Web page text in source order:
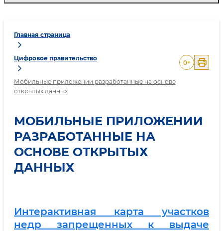
Главная страница
Цифровое правительство
Мобильные приложении разработанные на основе
открытых данных
0+
МОБИЛЬНЫЕ ПРИЛОЖЕНИИ
РАЗРАБОТАННЫЕ НА
ОСНОВЕ ОТКРЫТЫХ
ДАННЫХ
Интерактивная карта участков
недр запрещенных к выдаче